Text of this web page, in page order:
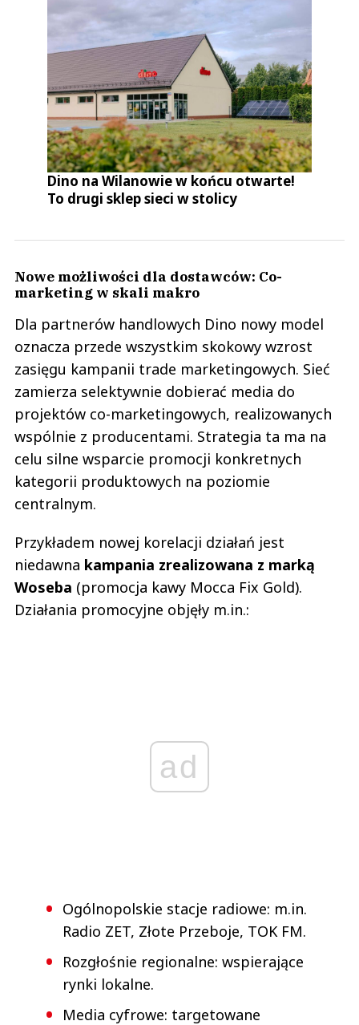
Dino na Wilanowie w końcu otwarte!
To drugi sklep sieci w stolicy
Nowe możliwości dla dostawców: Co-
marketing w skali makro
Dla partnerów handlowych Dino nowy model
oznacza przede wszystkim skokowy wzrost
zasięgu kampanii trade marketingowych. Sieć
zamierza selektywnie dobierać media do
projektów co-marketingowych, realizowanych
wspólnie z producentami. Strategia ta ma na
celu silne wsparcie promocji konkretnych
kategorii produktowych na poziomie
centralnym.
Przykładem nowej korelacji działań jest
niedawna kampania zrealizowana z marką
Woseba (promocja kawy Mocca Fix Gold).
Działania promocyjne objęły m.in.:
ad
Ogólnopolskie stacje radiowe: m.in.
Radio ZET, Złote Przeboje, TOK FM.
Rozgłośnie regionalne: wspierające
rynki lokalne.
Media cyfrowe: targetowane